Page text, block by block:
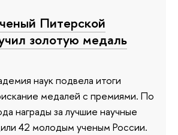
Питерской
золотую медаль
наук подвела итоги
медалей с премиями. По
награды за лучшие научные
42 молодым ученым России.